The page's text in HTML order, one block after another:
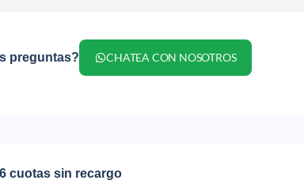
preguntas? CHATEA CON NOSOTROS
cuotas sin recargo